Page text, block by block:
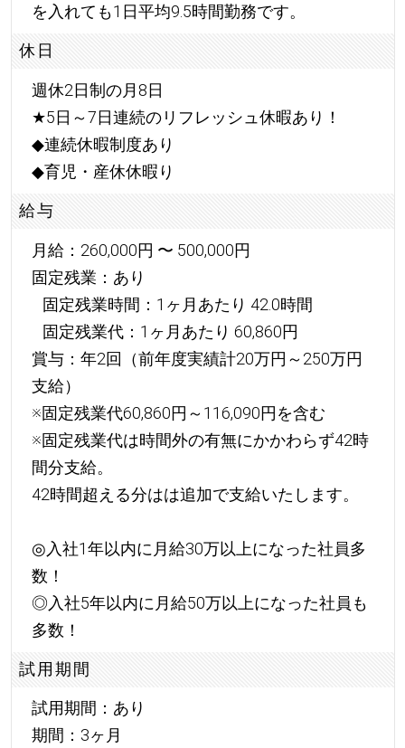
を入れても1日平均9.5時間勤務です。
休日
週休2日制の月8日
★5日～7日連続のリフレッシュ休暇あり！
◆連続休暇制度あり
◆育児・産休休暇り
給与
月給：260,000円 〜 500,000円
固定残業：あり
固定残業時間：1ヶ月あたり 42.0時間
固定残業代：1ヶ月あたり 60,860円
賞与：年2回（前年度実績計20万円～250万円
支給）
※固定残業代60,860円～116,090円を含む
※固定残業代は時間外の有無にかかわらず42時
間分支給。
42時間超える分はは追加で支給いたします。
◎入社1年以内に月給30万以上になった社員多
数！
◎入社5年以内に月給50万以上になった社員も
多数！
試用期間
試用期間：あり
期間：3ヶ月